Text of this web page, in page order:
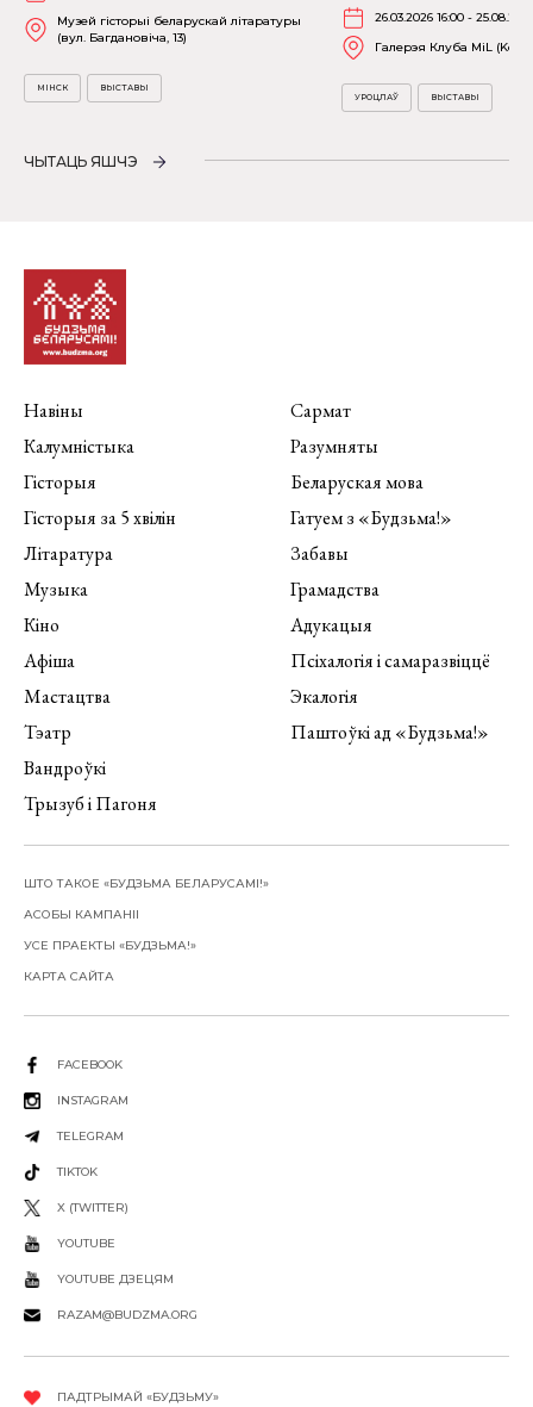
Музей гісторыі беларускай літаратуры
(вул. Багдановіча, 13)
МІНСК ВЫСТАВЫ
26.03.2026 16:00 -
Галерэя Клуба MiL
УРОЦЛАЎ ВЫСТАВЫ
ЧЫТАЦЬ ЯШЧЭ
Навіны
Калумністыка
Гісторыя
Гісторыя за 5 хвілін
Літаратура
Музыка
Кіно
Афіша
Мастацтва
Тэатр
Вандроўкі
Трызуб і Пагоня
Сармат
Разумняты
Беларуская мова
Гатуем з «Будзьма!»
Забавы
Грамадства
Адукацыя
Псіхалогія і самаразвіццё
Экалогія
Паштоўкі ад «Будзьма!»
ШТО ТАКОЕ «БУДЗЬМА БЕЛАРУСАМІ!»
АСОБЫ КАМПАНІІ
УСЕ ПРАЕКТЫ «БУДЗЬМА!»
КАРТА САЙТА
FACEBOOK
INSTAGRAM
TELEGRAM
TIKTOK
X (TWITTER)
YOUTUBE
YOUTUBE ДЗЕЦЯМ
RAZAM@BUDZMA.ORG
ПАДТРЫМАЙ «БУДЗЬМУ»